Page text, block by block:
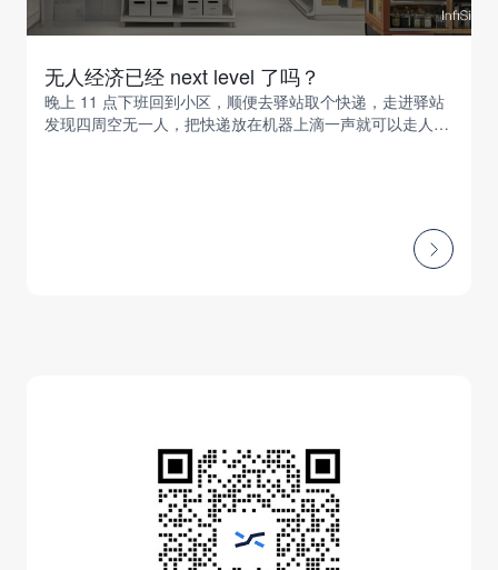
无人经济已经 next level 了吗？
晚上 11 点下班回到小区，顺便去驿站取个快递，走进驿站
发现四周空无一人，把快递放在机器上滴一声就可以走人